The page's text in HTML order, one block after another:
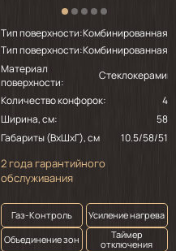
Тип поверхности:Комбинированная
Тип поверхности:Комбинированная
Материал
поверхности:
Количество конфорок:
4
Ширина, см:
58
Габариты (ВхШхГ), см
10.5/58/51
2 года гарантийного
обслуживания
Газ-Контроль
Усиление нагрева
Объединение зон
Таймер
отключения